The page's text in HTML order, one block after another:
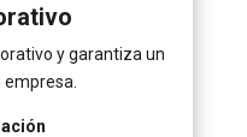
y garantiza un